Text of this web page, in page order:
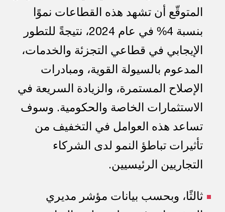
المتوقّع أن تشهد هذه القطاعات نموًا
بنسبة 4% في عام 2024، نتيجةً للتطور
الإيجابي في قطاعي التجزئة والخدمات،
المدعوم بالسيولة القوية، ومبادرات
الإصلاح المستمرة، والزيادة السريعة في
الاستثمارات الخاصة والحكومية. وسوف
تساعد هذه العوامل في التخفيف من
تأثيرات تباطؤ النمو لدى الشركاء
التجاريين الرئيسيين.
ثالثًا، وبحسب بيانات مؤشر مديري